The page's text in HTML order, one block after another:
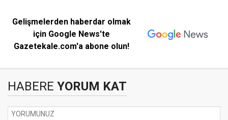
Gelişmelerden haberdar olmak
için Google News'te
Gazetekale.com'a abone olun!
HABERE YORUM KAT